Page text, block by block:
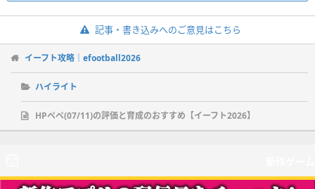
記事・書き込みへのご意見はこちら
イーフト攻略｜efootball2026
ハイライト
HPペペ(07/11)の評価と育成のおすすめ【イーフト2026】